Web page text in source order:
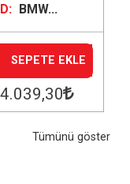
BMW...
SEPETE EKLE
,30
Tümünü göster